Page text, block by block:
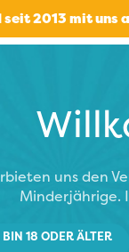
uns den
Minderjährige.
BIN 18 ODER ÄLTER
2013 mit uns
E-